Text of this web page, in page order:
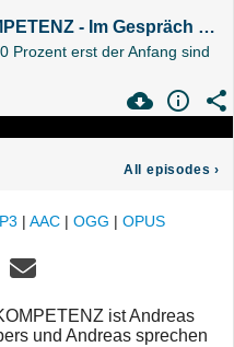
#061 SYSTEMKOMPETENZ - Im Gespräch mit Andreas Thiede
Prozent erst der Anfang sind
All episodes ›
| AAC | OGG | OPUS
ist Andreas
und Andreas sprechen